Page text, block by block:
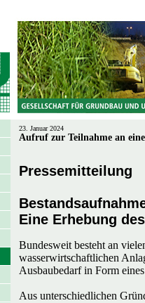
23. Januar 2024
Aufruf zur Teilnahme an
Pressemitteilung
Eine Erhebung
Bundesweit besteht an
wasserwirtschaftlichen
Ausbaubedarf in Form
Aus unterschiedlichen